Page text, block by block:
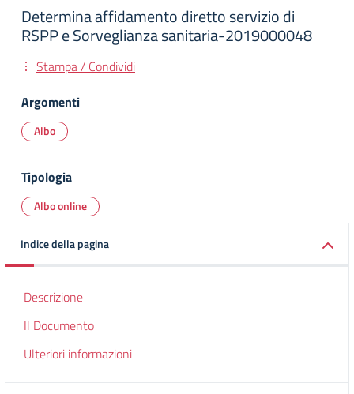
Determina affidamento diretto servizio di
RSPP e Sorveglianza sanitaria-2019000048
Stampa / Condividi
Argomenti
Albo
Tipologia
Albo online
Indice della pagina
Descrizione
Il Documento
Ulteriori informazioni